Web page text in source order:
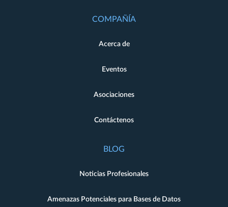
COMPAÑÍA
Acerca de
Eventos
Asociaciones
Contáctenos
BLOG
Noticias Profesionales
Amenazas Potenciales para Bases de Datos